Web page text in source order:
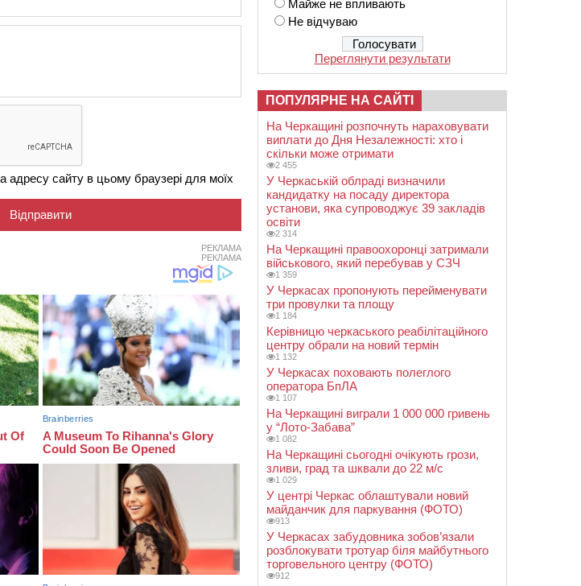
адресу сайту в цьому браузері для моїх
РЕКЛАМА
РЕКЛАМА
Майже не впливають
Не відчуваю
Переглянути результати
ПОПУЛЯРНЕ НА САЙТІ
На Черкащині розпочнуть нараховувати
виплати до Дня Незалежності: хто і
скільки може отримати
2 455
У Черкаській облраді визначили
кандидатку на посаду директора
установи, яка супроводжує 39 закладів
освіти
2 314
На Черкащині правоохоронці затримали
військового, який перебував у СЗЧ
1 359
У Черкасах пропонують перейменувати
три провулки та площу
1 184
Керівницю черкаського реабілітаційного
центру обрали на новий термін
1 132
У Черкасах поховають полеглого
оператора БпЛА
1 107
На Черкащині виграли 1 000 000 гривень
у “Лото-Забава”
1 082
На Черкащині сьогодні очікують грози,
зливи, град та шквали до 22 м/с
1 029
У центрі Черкас облаштували новий
майданчик для паркування (ФОТО)
913
У Черкасах забудовника зобов’язали
розблокувати тротуар біля майбутнього
торговельного центру (ФОТО)
912